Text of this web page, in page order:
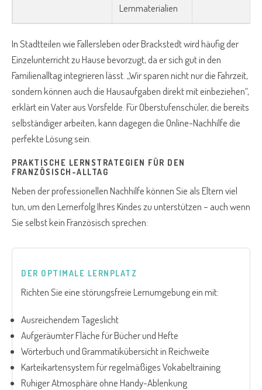
Lernmaterialien
In Stadtteilen wie Fallersleben oder Brackstedt wird häufig der
Einzelunterricht zu Hause bevorzugt, da er sich gut in den
Familienalltag integrieren lässt. „Wir sparen nicht nur die Fahrzeit,
sondern können auch die Hausaufgaben direkt mit einbeziehen“,
erklärt ein Vater aus Vorsfelde. Für Oberstufenschüler, die bereits
selbständiger arbeiten, kann dagegen die Online-Nachhilfe die
perfekte Lösung sein.
PRAKTISCHE LERNSTRATEGIEN FÜR DEN
FRANZÖSISCH-ALLTAG
Neben der professionellen Nachhilfe können Sie als Eltern viel
tun, um den Lernerfolg Ihres Kindes zu unterstützen – auch wenn
Sie selbst kein Französisch sprechen:
DER OPTIMALE LERNPLATZ
Richten Sie eine störungsfreie Lernumgebung ein mit:
Ausreichendem Tageslicht
Aufgeräumter Fläche für Bücher und Hefte
Wörterbuch und Grammatikübersicht in Reichweite
Karteikartensystem für regelmäßiges Vokabeltraining
Ruhiger Atmosphäre ohne Handy-Ablenkung